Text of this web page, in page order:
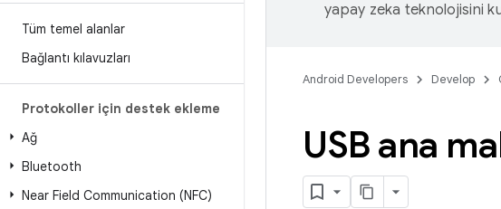
Tüm temel alanlar
Bağlantı kılavuzları
Protokoller için destek ekleme
Ağ
Bluetooth
Near Field Communication (NFC)
yapay zeka teknolojisini
Android Developers Develop
USB ana